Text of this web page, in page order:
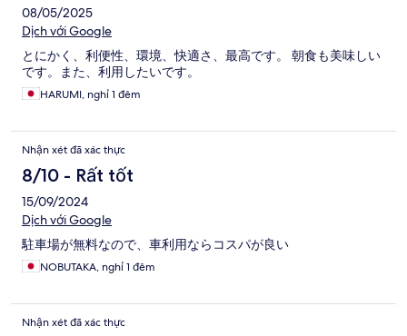
08/05/2025
Dịch với Google
とにかく、利便性、環境、快適さ、最高です。 朝食も美味しい
です。また、利用したいです。
HARUMI, nghỉ 1 đêm
Nhận xét đã xác thực
8/10 - Rất tốt
15/09/2024
Dịch với Google
駐車場が無料なので、車利用ならコスパが良い
NOBUTAKA, nghỉ 1 đêm
Nhận xét đã xác thực